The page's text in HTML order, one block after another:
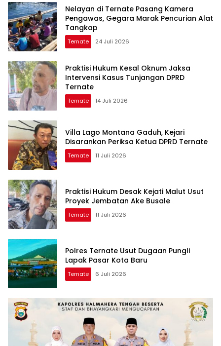
Nelayan di Ternate Pasang Kamera
Pengawas, Gegara Marak Pencurian Alat
Tangkap
Ternate 24 Juli 2026
Praktisi Hukum Kesal Oknum Jaksa
Intervensi Kasus Tunjangan DPRD
Ternate
Ternate 14 Juli 2026
Villa Lago Montana Gaduh, Kejari
Disarankan Periksa Ketua DPRD Ternate
Ternate 11 Juli 2026
Praktisi Hukum Desak Kejati Malut Usut
Proyek Jembatan Ake Busale
Ternate 11 Juli 2026
Polres Ternate Usut Dugaan Pungli
Lapak Pasar Kota Baru
Ternate 6 Juli 2026